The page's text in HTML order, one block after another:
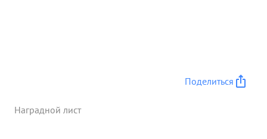
Поделиться
Наградной лист